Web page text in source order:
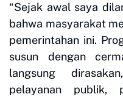
“Sejak awal saya
bahwa masyarakat
pemerintahan ini.
susun dengan
langsung
pelayanan publik,